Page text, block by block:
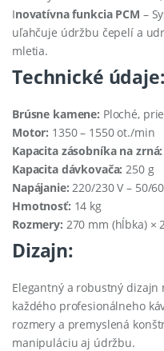
Inovatívna funkcia PCM –
uľahčuje údržbu čepelí a
mletia.
Technické údaje:
Brúsne kamene: Ploché,
Motor: 1350 – 1550 ot./min
Kapacita zásobníka na zrná:
Kapacita dávkovača: 250 g
Napájanie: 220/230 V – 50/
Hmotnosť: 14 kg
Rozmery: 270 mm (hĺbka) ×
Dizajn:
Elegantný a robustný dizajn
každého profesionálneho
rozmery a premyslená
manipuláciu aj údržbu.